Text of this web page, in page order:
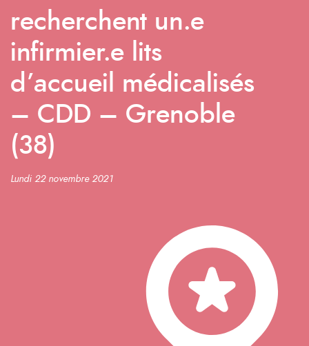
recherchent un.e
infirmier.e lits
d’accueil médicalisés
– CDD – Grenoble
(38)
Lundi 22 novembre 2021